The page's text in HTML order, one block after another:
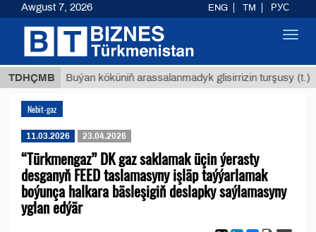
TDHÇMB
ТМТ Buýan köküniň arassalanmadyk glisirrizin turşusy (t.)
Nebit-gaz
11.03.2026 23.04.2026
“Türkmengaz” DK gaz saklamak üçin ýerasty
desganyň FEED taslamasyny işläp taýýarlamak
boýunça halkara bäsleşigiň deslapky saýlamasyny
yglan edýär
Awgust 7, 2026 ENG TM РУС